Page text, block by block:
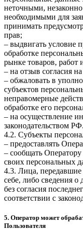
неточными,
необходимыми для
принимать
прав;
– выдвигать условие
обработке
рынке товаров, работ
– на отзыв согласия
– обжаловать в
субъектов
неправомерные
обработке его
– на осуществление
законодательством РФ.
4.2. Субъекты
– предоставлять
– сообщать
своих персональных
4.3. Лица, передавшие
себе, либо сведения
без согласия
соответствии с
5. Оператор может
Пользователя